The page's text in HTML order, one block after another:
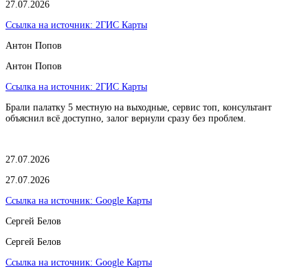
27.07.2026
Ссылка на источник: 2ГИС Карты
Антон Попов
Антон Попов
Ссылка на источник: 2ГИС Карты
Брали палатку 5 местную на выходные, сервис топ, консультант
объяснил всё доступно, залог вернули сразу без проблем.
27.07.2026
27.07.2026
Ссылка на источник: Google Карты
Сергей Белов
Сергей Белов
Ссылка на источник: Google Карты